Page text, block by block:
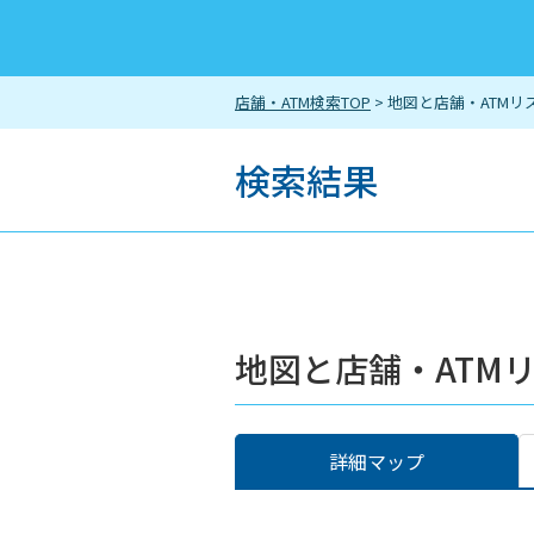
店舗・ATM検索TOP > 地図と店舗・ATMリ
検索結果
地図と店舗・ATM
詳細マップ